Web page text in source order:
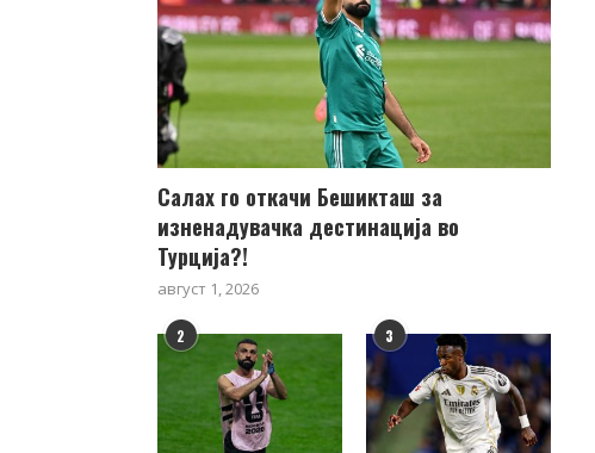
Салах го откачи Бешикташ за
изненадувачка дестинација во
Турција?!
август 1, 2026
2 3